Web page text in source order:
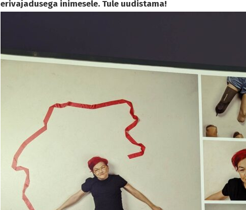
erivajadusega inimesele. Tule uudistama!